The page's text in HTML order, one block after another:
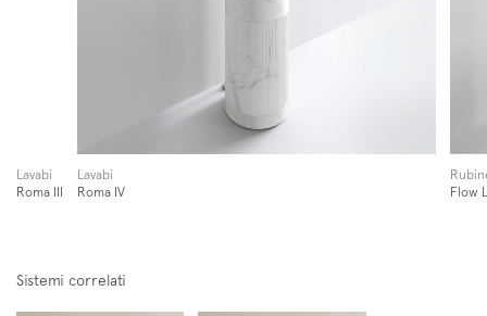
Lavabi
Roma III
Lavabi
Roma IV
Flow
Sistemi correlati